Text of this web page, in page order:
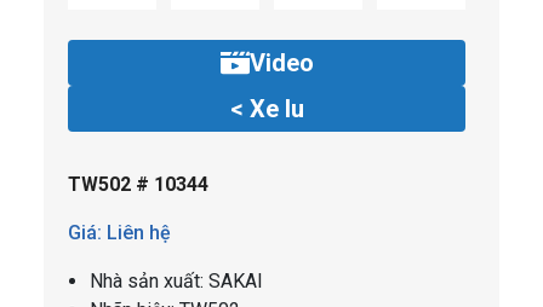
Video
< Xe lu
TW502 # 10344
Giá: Liên hệ
Nhà sản xuất: SAKAI